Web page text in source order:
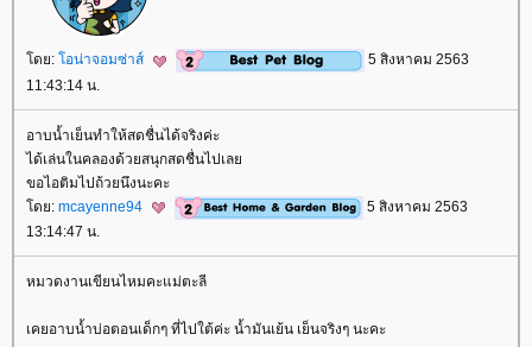
ดย: อน่าจอมซ่าส์
5 สิงหาคม 2563
11:43:14 น.
อาบน้ำเย็นทำให้สดชื่นได้จริงค่ะ
ได้เล่นในคลองด้วยสนุกสดชื่นไปเล
ขอไอติมไปถ้วยนึงนะคะ
ดย: mcayenne94
5 สิงหาคม 2563
13:14:47 น.
หมวดงานเขียนไหมคะแม่ตะลี
เคยอาบน้ำบ่อตอนเด็กๆ ที่ไปใต้ค่ะ น้ำมันเย้น เย็นจริงๆ นะคะ